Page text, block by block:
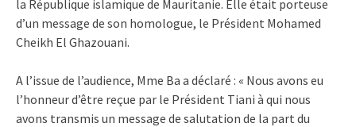
la République islamique de Mauritanie. Elle était porteuse
d’un message de son homologue, le Président Mohamed
Cheikh El Ghazouani.
A l’issue de l’audience, Mme Ba a déclaré : « Nous avons eu
l’honneur d’être reçue par le Président Tiani à qui nous
avons transmis un message de salutation de la part du